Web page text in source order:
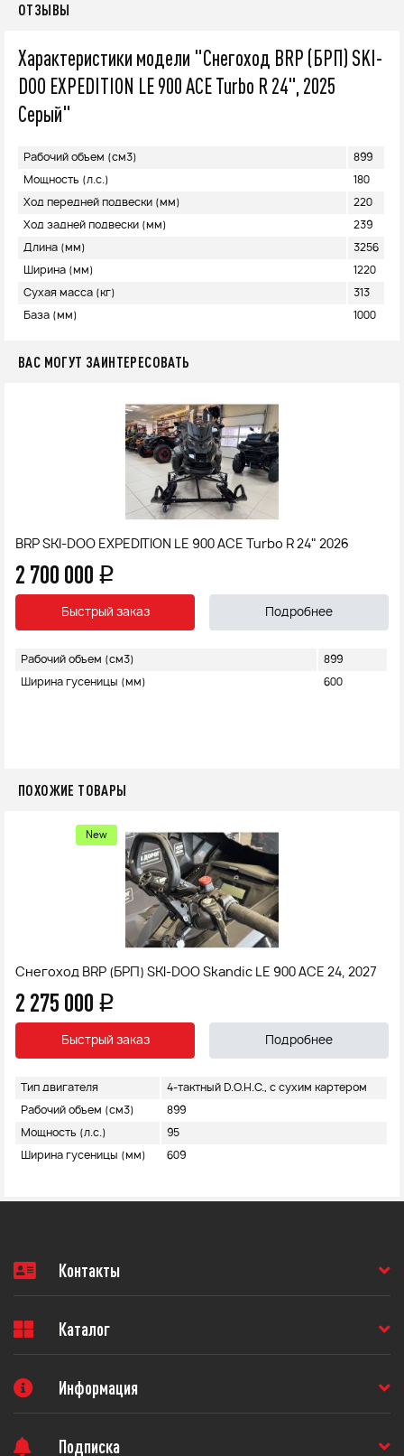
ОТЗЫВЫ
Характеристики модели "Снегоход BRP (БРП) SKI-
DOO EXPEDITION LE 900 ACE Turbo R 24", 2025
Серый"
Рабочий объем (см3) 899
Мощность (л.с.) 180
Ход передней подвески (мм) 220
Ход задней подвески (мм) 239
Длина (мм) 3256
Ширина (мм) 1220
Сухая масса (кг) 313
База (мм) 1000
ВАС МОГУТ ЗАИНТЕРЕСОВАТЬ
BRP SKI-DOO EXPEDITION LE 900 ACE Turbo R 24" 2026
2 700 000 q
Быстрый заказ Подробнее
Рабочий объем (см3) 899
Ширина гусеницы (мм) 600
ПОХОЖИЕ ТОВАРЫ
New
Снегоход BRP (БРП) SKI-DOO Skandic LE 900 ACE 24, 2027
2 275 000 q
Быстрый заказ Подробнее
Тип двигателя 4-тактный D.O.H.C., с сухим картером
Рабочий объем (см3) 899
Мощность (л.с.) 95
Ширина гусеницы (мм) 609
Контакты
Каталог
Информация
Подписка